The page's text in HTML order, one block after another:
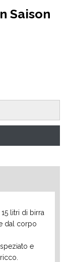
Saison
litri di birra
dal corpo
e